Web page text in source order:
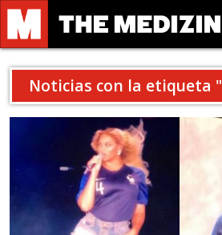
Noticias con la etiqueta "